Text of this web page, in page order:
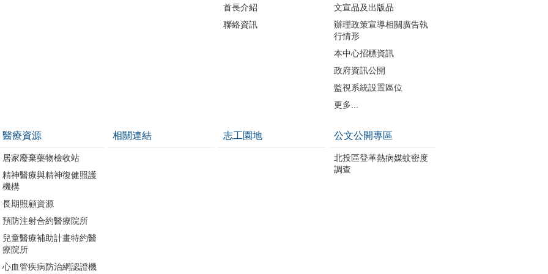
首長介紹
聯絡資訊
文宣品及出版品
辦理政策宣導相關廣告執
行情形
本中心招標資訊
政府資訊公開
監視系統設置區位
更多...
醫療資源
居家廢棄藥物檢收站
精神醫療與精神復健照護
機構
長期照顧資源
預防注射合約醫療院所
兒童醫療補助計畫特約醫
療院所
心血管疾病防治網認證機
相關連結 志工園地 公文公開專區
北投區登革熱病媒蚊密度
調查